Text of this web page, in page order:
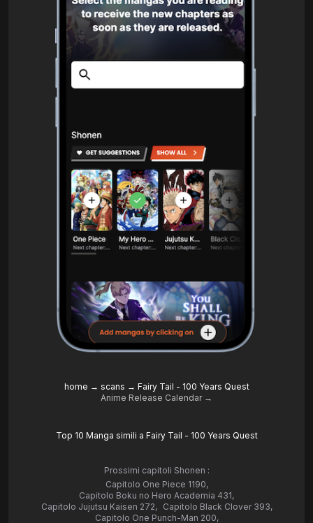
home → scans → Fairy Tail - 100 Years Quest
Anime Release Calendar →
Top 10 Manga simili a Fairy Tail - 100 Years Quest
Prossimi capitoli Shonen :
Capitolo One Piece 1190,
Capitolo Boku no Hero Academia 431,
Capitolo Jujutsu Kaisen 272, Capitolo Black Clover 393,
Capitolo One Punch-Man 200,